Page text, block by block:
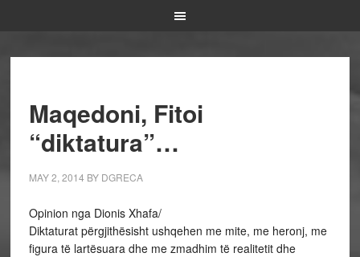
Maqedoni, Fitoi
“diktatura”…
MAY 2, 2014 BY DGRECA
Opinion nga Dionis Xhafa/
Diktaturat përgjithësisht ushqehen me mite, me heronj, me
figura të lartësuara dhe me zmadhim të realitetit dhe